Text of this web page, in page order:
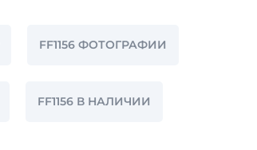
FF1156 ФОТОГРАФИИ
FF1156 В НАЛИЧИИ